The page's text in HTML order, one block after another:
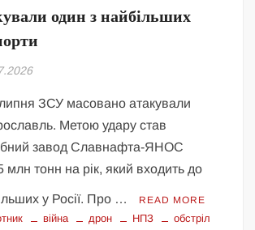
один з найбільших
ЗСУ масовано атакували
Метою удару став
завод Славнафта-ЯНОС
млн тонн на рік, який входить до
у Росії. Про … READ MORE
війна дрон НПЗ
обстріл